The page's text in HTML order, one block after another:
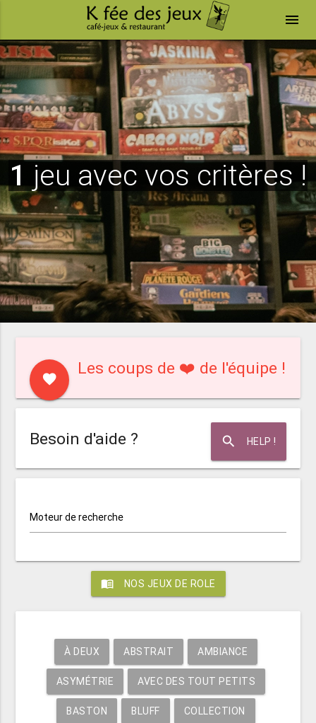
menu
1 jeu avec vos critères !
favorite
Les coups de ❤️ de l'équipe !
search HELP !
Besoin d'aide ?
Moteur de recherche
menu_book NOS JEUX DE ROLE
À DEUX ABSTRAIT AMBIANCE
ASYMÉTRIE AVEC DES TOUT PETITS
BASTON BLUFF COLLECTION